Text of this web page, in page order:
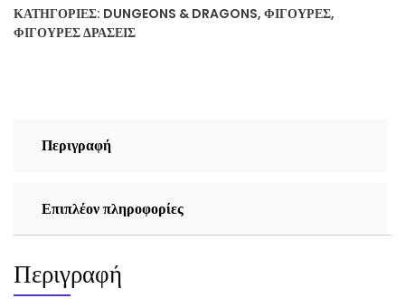
Figure
ποσότητα
ΚΑΤΗΓΟΡΊΕΣ: DUNGEONS & DRAGONS, ΦΙΓΟΎΡΕΣ,
ΦΙΓΟΎΡΕΣ ΔΡΆΣΕΙΣ
Περιγραφή
Επιπλέον πληροφορίες
Περιγραφή